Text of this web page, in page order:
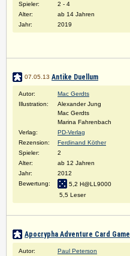
Spieler:
2 - 4
Alter:
ab 14 Jahren
Jahr:
2019
07.05.13 Antike Duellum
Autor:
Mac Gerdts
Illustration:
Alexander Jung
Mac Gerdts
Marina Fahrenbach
Verlag:
PD-Verlag
Rezension:
Ferdinand Köther
Spieler:
2
Alter:
ab 12 Jahren
Jahr:
2012
Bewertung:
5,2 H@LL9000
5,5 Leser
Apocrypha Adventure Card Game
Autor:
Paul Peterson